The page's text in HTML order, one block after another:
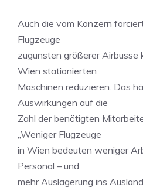
Auch die vom Konzern
Flugzeuge
zugunsten größerer Airbusse
Wien stationierten
Maschinen reduzieren. Das
Auswirkungen auf die
Zahl der benötigten
„Weniger Flugzeuge
in Wien bedeuten weniger
Personal – und
mehr Auslagerung ins